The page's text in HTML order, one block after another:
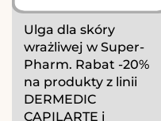
Ulga dla skóry
wrażliwej w Super-
Pharm. Rabat -20%
na produkty z linii
DERMEDIC
CAPILARTE i